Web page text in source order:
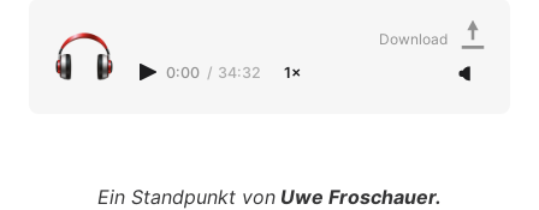
0:00 / 34:32 1×
Download
Ein Standpunkt von Uwe Froschauer.